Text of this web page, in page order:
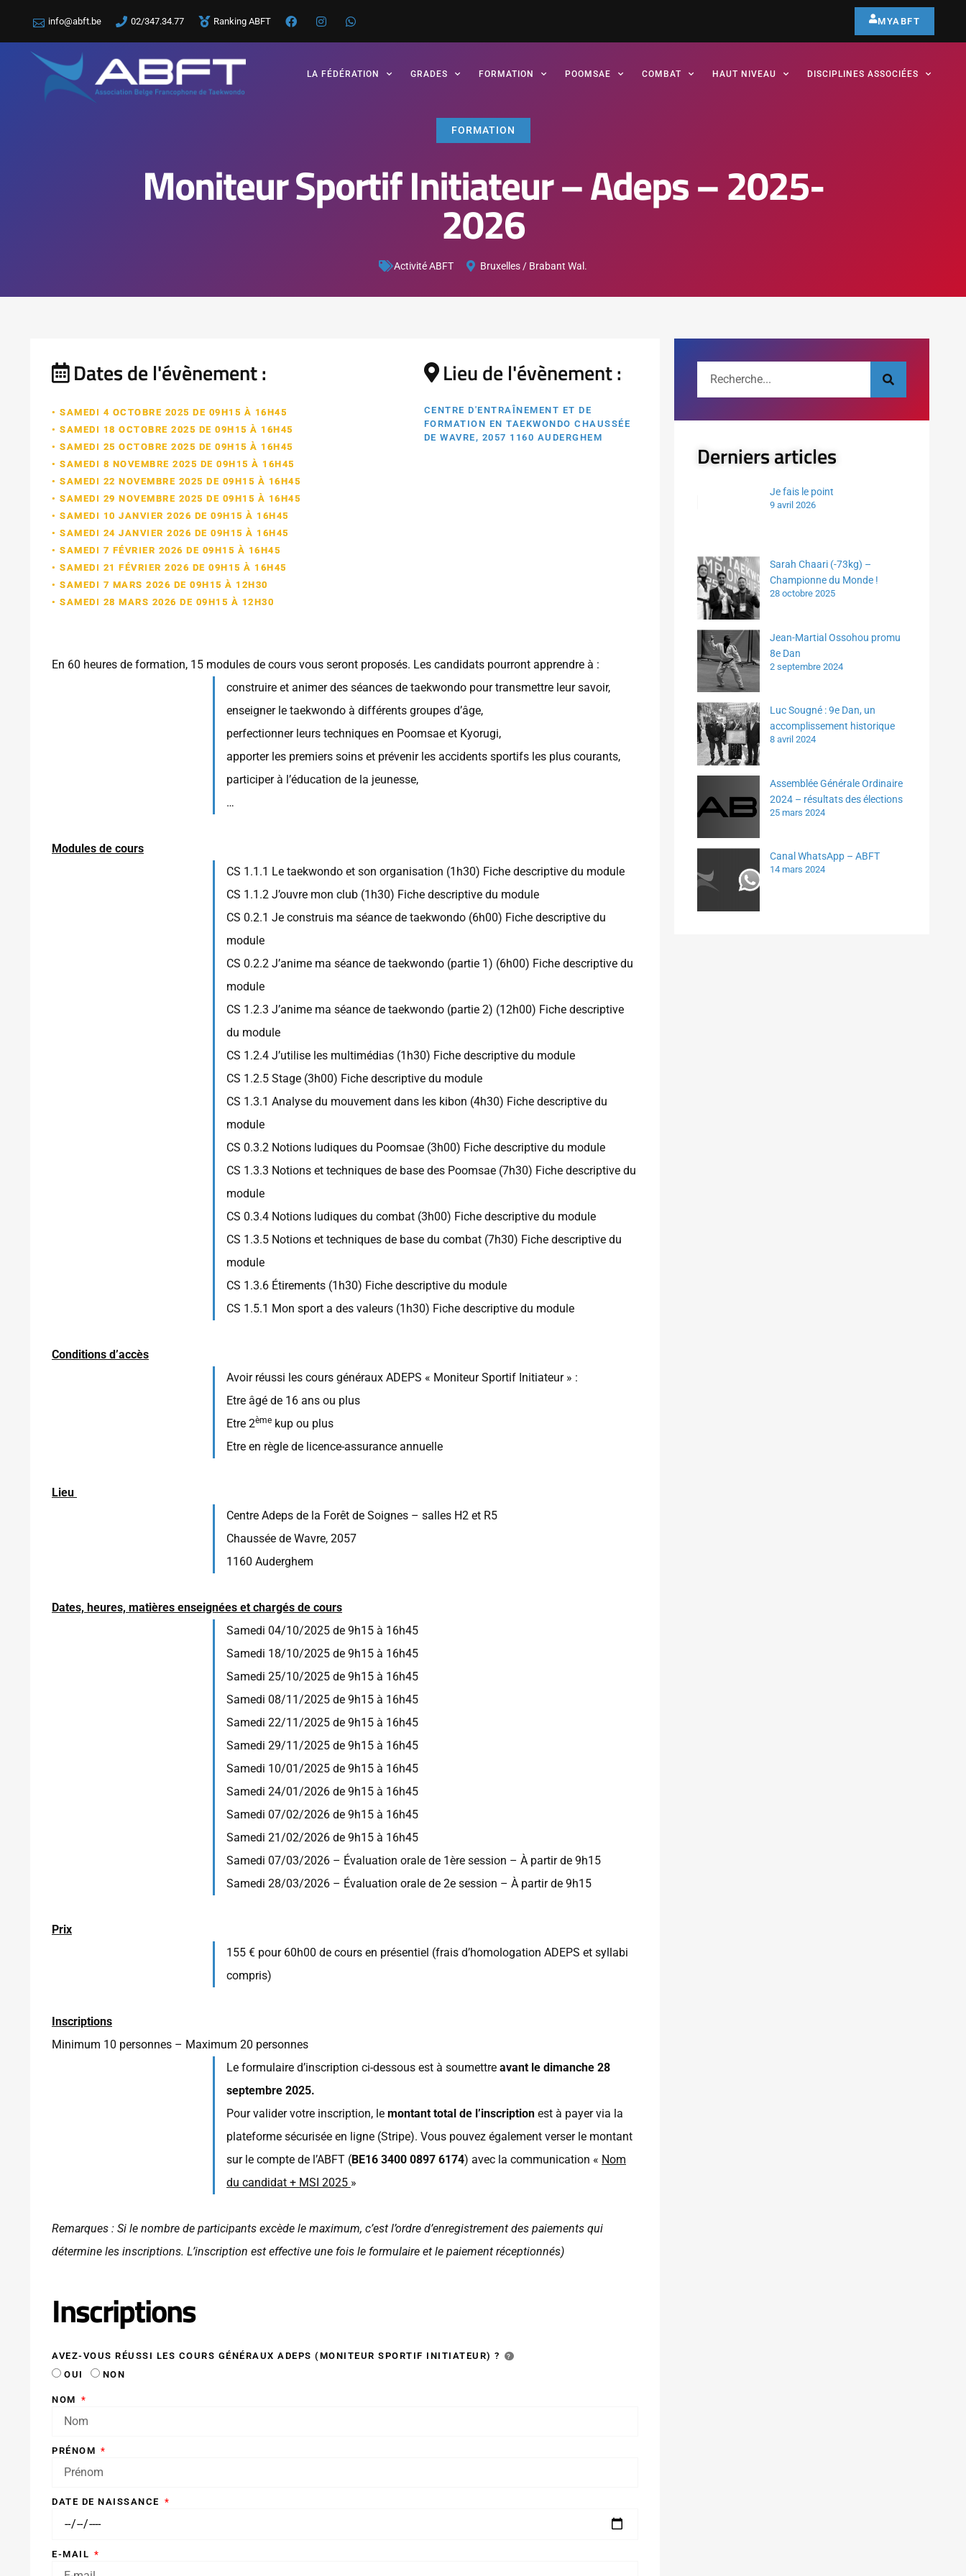
info@abft.be 02/347.34.77 Ranking ABFT MYABFT
LA FÉDÉRATION GRADES FORMATION POOMSAE COMBAT HAUT NIVEAU DISCIPLINES ASSOCIÉES
FORMATION
Moniteur Sportif Initiateur – Adeps – 2025-
2026
Activité ABFT Bruxelles / Brabant Wal.
Dates de l'évènement :
• SAMEDI 4 OCTOBRE 2025 DE 09H15 À 16H45
• SAMEDI 18 OCTOBRE 2025 DE 09H15 À 16H45
• SAMEDI 25 OCTOBRE 2025 DE 09H15 À 16H45
• SAMEDI 8 NOVEMBRE 2025 DE 09H15 À 16H45
• SAMEDI 22 NOVEMBRE 2025 DE 09H15 À 16H45
• SAMEDI 29 NOVEMBRE 2025 DE 09H15 À 16H45
• SAMEDI 10 JANVIER 2026 DE 09H15 À 16H45
• SAMEDI 24 JANVIER 2026 DE 09H15 À 16H45
• SAMEDI 7 FÉVRIER 2026 DE 09H15 À 16H45
• SAMEDI 21 FÉVRIER 2026 DE 09H15 À 16H45
• SAMEDI 7 MARS 2026 DE 09H15 À 12H30
• SAMEDI 28 MARS 2026 DE 09H15 À 12H30
Lieu de l'évènement :
CENTRE D'ENTRAÎNEMENT ET DE
FORMATION EN TAEKWONDO CHAUSSÉE
DE WAVRE, 2057 1160 AUDERGHEM
En 60 heures de formation, 15 modules de cours vous seront proposés. Les candidats pourront apprendre à :
construire et animer des séances de taekwondo pour transmettre leur savoir,
enseigner le taekwondo à différents groupes d’âge,
perfectionner leurs techniques en Poomsae et Kyorugi,
apporter les premiers soins et prévenir les accidents sportifs les plus courants,
participer à l’éducation de la jeunesse,
…
Modules de cours
CS 1.1.1 Le taekwondo et son organisation (1h30) Fiche descriptive du module
CS 1.1.2 J’ouvre mon club (1h30) Fiche descriptive du module
CS 0.2.1 Je construis ma séance de taekwondo (6h00) Fiche descriptive du
module
CS 0.2.2 J’anime ma séance de taekwondo (partie 1) (6h00) Fiche descriptive du
module
CS 1.2.3 J’anime ma séance de taekwondo (partie 2) (12h00) Fiche descriptive
du module
CS 1.2.4 J’utilise les multimédias (1h30) Fiche descriptive du module
CS 1.2.5 Stage (3h00) Fiche descriptive du module
CS 1.3.1 Analyse du mouvement dans les kibon (4h30) Fiche descriptive du
module
CS 0.3.2 Notions ludiques du Poomsae (3h00) Fiche descriptive du module
CS 1.3.3 Notions et techniques de base des Poomsae (7h30) Fiche descriptive du
module
CS 0.3.4 Notions ludiques du combat (3h00) Fiche descriptive du module
CS 1.3.5 Notions et techniques de base du combat (7h30) Fiche descriptive du
module
CS 1.3.6 Étirements (1h30) Fiche descriptive du module
CS 1.5.1 Mon sport a des valeurs (1h30) Fiche descriptive du module
Conditions d’accès
Avoir réussi les cours généraux ADEPS « Moniteur Sportif Initiateur » :
Etre âgé de 16 ans ou plus
Etre 2ème kup ou plus
Etre en règle de licence-assurance annuelle
Lieu
Centre Adeps de la Forêt de Soignes – salles H2 et R5
Chaussée de Wavre, 2057
1160 Auderghem
Dates, heures, matières enseignées et chargés de cours
Samedi 04/10/2025 de 9h15 à 16h45
Samedi 18/10/2025 de 9h15 à 16h45
Samedi 25/10/2025 de 9h15 à 16h45
Samedi 08/11/2025 de 9h15 à 16h45
Samedi 22/11/2025 de 9h15 à 16h45
Samedi 29/11/2025 de 9h15 à 16h45
Samedi 10/01/2025 de 9h15 à 16h45
Samedi 24/01/2026 de 9h15 à 16h45
Samedi 07/02/2026 de 9h15 à 16h45
Samedi 21/02/2026 de 9h15 à 16h45
Samedi 07/03/2026 – Évaluation orale de 1ère session – À partir de 9h15
Samedi 28/03/2026 – Évaluation orale de 2e session – À partir de 9h15
Prix
155 € pour 60h00 de cours en présentiel (frais d’homologation ADEPS et syllabi
compris)
Inscriptions
Minimum 10 personnes – Maximum 20 personnes
Le formulaire d’inscription ci-dessous est à soumettre avant le dimanche 28
septembre 2025.
Pour valider votre inscription, le montant total de l’inscription est à payer via la
plateforme sécurisée en ligne (Stripe). Vous pouvez également verser le montant
sur le compte de l’ABFT (BE16 3400 0897 6174) avec la communication « Nom
du candidat + MSI 2025 »
Remarques : Si le nombre de participants excède le maximum, c’est l’ordre d’enregistrement des paiements qui
détermine les inscriptions. L’inscription est effective une fois le formulaire et le paiement réceptionnés)
Inscriptions
AVEZ-VOUS RÉUSSI LES COURS GÉNÉRAUX ADEPS (MONITEUR SPORTIF INITIATEUR) ?
OUI
NON
NOM
PRÉNOM
DATE DE NAISSANCE
E-MAIL
Derniers articles
Je fais le point
9 avril 2026
Sarah Chaari (-73kg) –
Championne du Monde !
28 octobre 2025
Jean-Martial Ossohou promu
8e Dan
2 septembre 2024
Luc Sougné : 9e Dan, un
accomplissement historique
8 avril 2024
Assemblée Générale Ordinaire
2024 – résultats des élections
25 mars 2024
Canal WhatsApp – ABFT
14 mars 2024